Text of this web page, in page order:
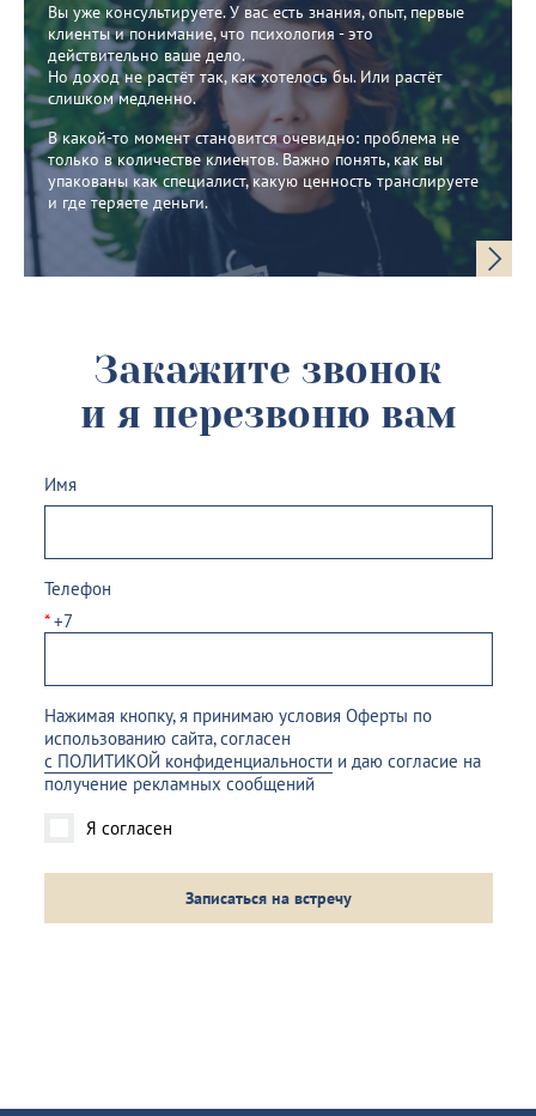
Вы уже консультируете. У вас есть знания, опыт, первые
клиенты и понимание, что психология - это
действительно ваше дело.
Но доход не растёт так, как хотелось бы. Или растёт
слишком медленно.
В какой-то момент становится очевидно: проблема не
только в количестве клиентов. Важно понять, как вы
упакованы как специалист, какую ценность транслируете
и где теряете деньги.
Закажите звонок
и я перезвоню вам
Имя
Телефон
*+7
Нажимая кнопку, я принимаю условия Оферты по
использованию сайта, согласен
с ПОЛИТИКОЙ конфиденциальности и даю согласие на
получение рекламных сообщений
Я согласен